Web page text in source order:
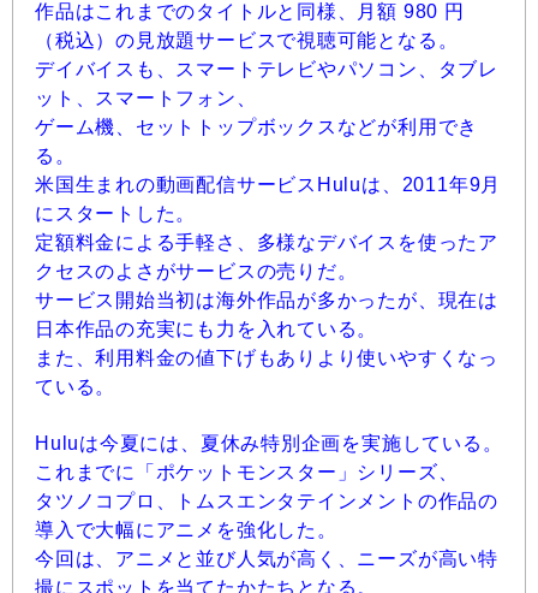
作品はこれまでのタイトルと同様、月額 980 円
（税込）の見放題サービスで視聴可能となる。
デイバイスも、スマートテレビやパソコン、タブレ
ット、スマートフォン、
ゲーム機、セットトップボックスなどが利用でき
る。
米国生まれの動画配信サービスHuluは、2011年9月
にスタートした。
定額料金による手軽さ、多様なデバイスを使ったア
クセスのよさがサービスの売りだ。
サービス開始当初は海外作品が多かったが、現在は
日本作品の充実にも力を入れている。
また、利用料金の値下げもありより使いやすくなっ
ている。
Huluは今夏には、夏休み特別企画を実施している。
これまでに「ポケットモンスター」シリーズ、
タツノコプロ、トムスエンタテインメントの作品の
導入で大幅にアニメを強化した。
今回は、アニメと並び人気が高く、ニーズが高い特
撮にスポットを当てたかたちとなる。